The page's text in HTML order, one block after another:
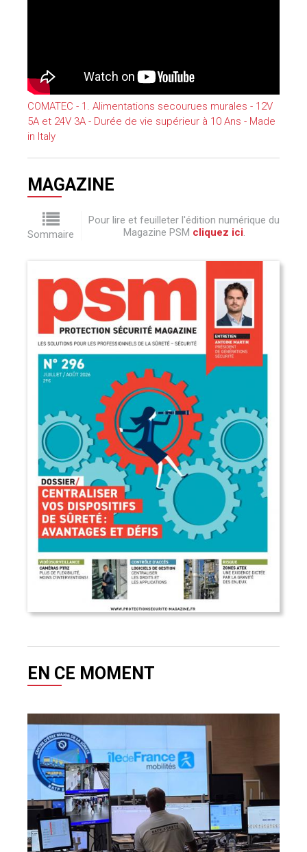
COMATEC - 1. Alimentations secourues murales - 12V
5A et 24V 3A - Durée de vie supérieur à 10 Ans - Made
in Italy
MAGAZINE
Sommaire
Pour lire et feuilleter l'édition numérique du
Magazine PSM cliquez ici.
EN CE MOMENT